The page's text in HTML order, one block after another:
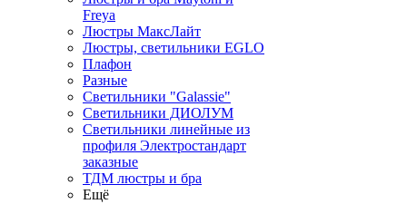
Freya
Люстры МаксЛайт
Люстры, светильники EGLO
Плафон
Разные
Светильники "Galassie"
Светильники ДИОЛУМ
Светильники линейные из
профиля Электростандарт
заказные
ТДМ люстры и бра
Ещё